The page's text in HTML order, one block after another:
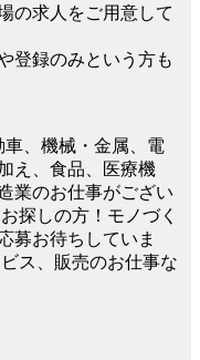
の求人をご用意して
登録のみという方も
、機械・金属、電
え、食品、医療機
業のお仕事がござい
探しの方！モノづく
募お待ちしていま
ス、販売のお仕事な